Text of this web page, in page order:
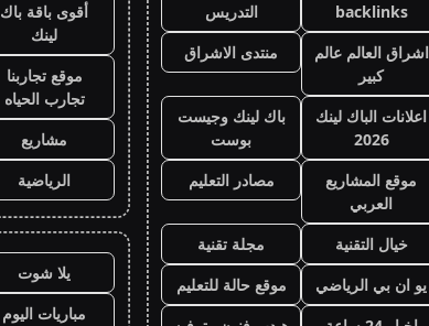
backlinks
التدريس
اشراق العالم عالم
كبير
منتدى الاشراق
اعلانات الباك لينك
2026
باك لينك وجيست
بوست
موقع المشاريع
العربي
مصادر التعليم
خيال التقنية
مجلة تقنية
يو ان بي الرياضي
موقع حالة للتعليم
أقوى باقة باك
لينك
موقع تجاربنا
تجارب الحياه
مشاريع
الرياضية
يلا شوت
مباريات اليوم